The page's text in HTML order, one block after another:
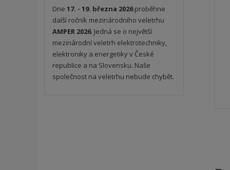
Dne17. - 19. března 2026proběhne
další ročník mezinárodního veletrhu
AMPER 2026. Jedná se o největší
mezinárodní veletrh elektrotechniky,
elektroniky a energetiky v České
republice a na Slovensku. Naše
společnost na veletrhu nebude chybět.